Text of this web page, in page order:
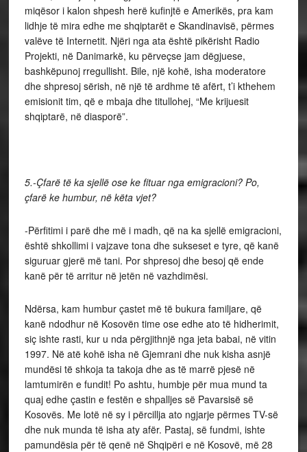
miqësor i kalon shpesh herë kufinjtë e Amerikës, pra kam
lidhje të mira edhe me shqiptarët e Skandinavisë, përmes
valëve të Internetit. Njëri nga ata është pikërisht Radio
Projekti, në Danimarkë, ku përveçse jam dëgjuese,
bashkëpunoj rregullisht. Bile, një kohë, isha moderatore
dhe shpresoj sërish, në një të ardhme të afërt, t’i kthehem
emisionit tim, që e mbaja dhe titullohej, “Me krijuesit
shqiptarë, në diasporë”.
5.-Çfarë të ka sjellë ose ke fituar nga emigracioni? Po,
çfarë ke humbur, në këta vjet?
-Përfitimi i parë dhe më i madh, që na ka sjellë emigracioni,
është shkollimi i vajzave tona dhe sukseset e tyre, që kanë
siguruar gjerë më tani. Por shpresoj dhe besoj që ende
kanë për të arritur në jetën në vazhdimësi.
Ndërsa, kam humbur çastet më të bukura familjare, që
kanë ndodhur në Kosovën time ose edhe ato të hidherimit,
siç ishte rasti, kur u nda përgjithnjë nga jeta babai, në vitin
1997. Në atë kohë isha në Gjemrani dhe nuk kisha asnjë
mundësi të shkoja ta takoja dhe as të marrë pjesë në
lamtumirën e fundit! Po ashtu, humbje për mua mund ta
quaj edhe çastin e festën e shpalljes së Pavarsisë së
Kosovës. Me lotë në sy i përcillja ato ngjarje përmes TV-së
dhe nuk munda të isha aty afër. Pastaj, së fundmi, ishte
pamundësia për të qenë në Shqipëri e në Kosovë, më 28